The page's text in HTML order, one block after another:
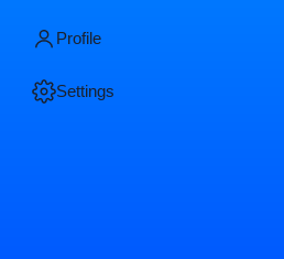
Profile
Settings